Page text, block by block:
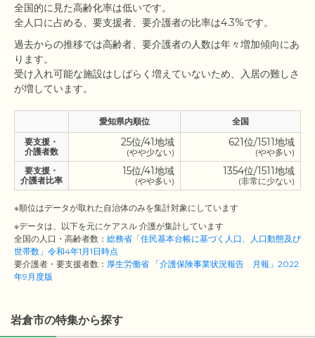
全国的に見た高齢化率は低いです。
過去からの推移では高齢者、要介護者の人数は年々増加傾向にあ
ります。
受け入れ可能な施設はしばらく増えていないため、入居の難しさ
愛知県内順位
全国
要支援・
介護者数
25位/41地域
(やや少ない)
621位/1511地域
(やや多い)
要支援・
介護者比率
15位/41地域
(やや多い)
1354位/1511地域
(非常に少ない)
※順位はデータが取れた自治体のみを集計対象にしています
※データは、以下を元にケアスル 介護が集計しています
全国の人口・高齢者数： 総務省「住民基本台帳に基づく人口、人口動態及び
世帯数」令和4年1月1日時点
要介護者・要支援者数： 厚生労働省 「介護保険事業状況報告 月報」2022
年9月度版
岩倉市の特集から探す